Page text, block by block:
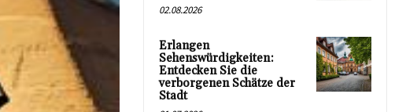
02.08.2026
Erlangen
Sehenswürdigkeiten:
Entdecken Sie die
verborgenen Schätze der
Stadt